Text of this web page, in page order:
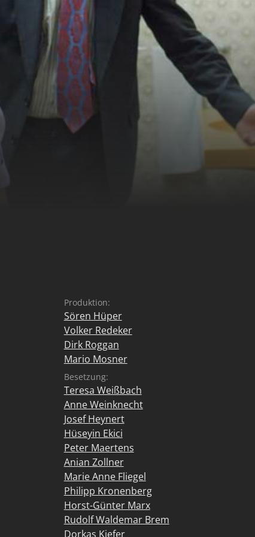
vom alltäglichen Wahnsinn
bleiben dabei
ein windiger Vertreter (Horst-
älteren Kundin (Marie
Freundinnen (Dorkas
einer piekfeinen
feinen Zickenkrieg...
Produktion:
Sören Hüper
Volker Redeker
Dirk Roggan
Mario Mosner
Besetzung:
Teresa Weißbach
Anne Weinknecht
Josef Heynert
Hüseyin Ekici
Peter Maertens
Anian Zollner
Marie Anne Fliegel
Philipp Kronenberg
Horst-Günter Marx
Rudolf Waldemar Brem
Dorkas Kiefer